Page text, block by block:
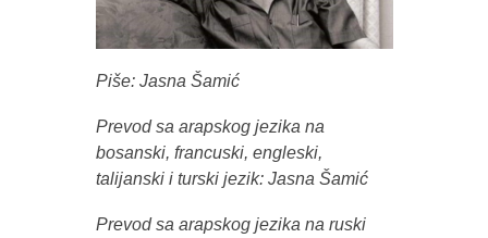
Piše: Jasna Šamić
Prevod sa arapskog jezika na
bosanski, francuski, engleski,
talijanski i turski jezik: Jasna Šamić
Prevod sa arapskog jezika na ruski